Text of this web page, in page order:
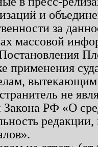
и
за
массовой
применения
вытекающим
не
РФ «О